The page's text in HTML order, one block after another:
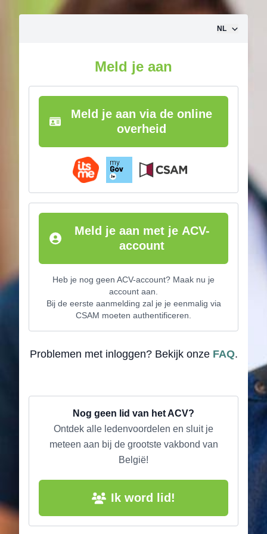
Ga naar inhoud
NL
Meld je aan
Meld je aan via de online
overheid
Meld je aan met je ACV-
account
Heb je nog geen ACV-account? Maak nu je
account aan.
Bij de eerste aanmelding zal je je eenmalig via
CSAM moeten authentificeren.
Problemen met inloggen? Bekijk onze FAQ.
Nog geen lid van het ACV?
Ontdek alle ledenvoordelen en sluit je
meteen aan bij de grootste vakbond van
België!
Ik word lid!